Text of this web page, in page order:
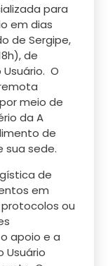
para
em dias
de Sergipe,
de
O
meio de
da A
de
sua sede.
de
em
ou
o apoio e a
Usuário